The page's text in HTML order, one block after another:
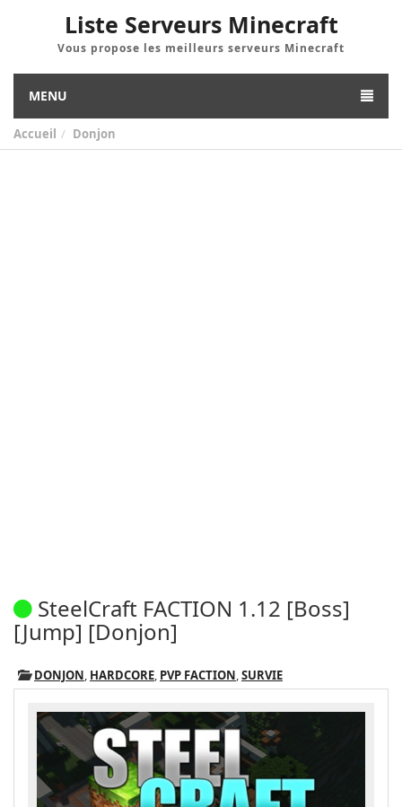
Liste Serveurs Minecraft
Vous propose les meilleurs serveurs Minecraft
MENU
Accueil Donjon
SteelCraft FACTION 1.12 [Boss]
[Jump] [Donjon]
DONJON, HARDCORE, PVP FACTION,SURVIE